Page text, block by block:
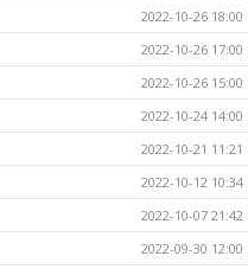
2022-10-26 18:00
2022-10-26 17:00
2022-10-26 15:00
2022-10-24 14:00
2022-10-21 11:21
2022-10-12 10:34
2022-10-07 21:42
2022-09-30 12:00